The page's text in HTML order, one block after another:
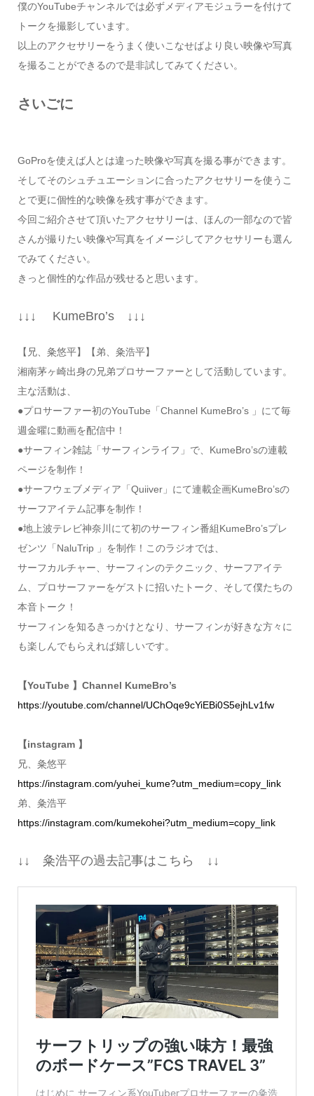
僕のYouTubeチャンネルでは必ずメディアモジュラーを付けて
トークを撮影しています。
以上のアクセサリーをうまく使いこなせばより良い映像や写真
を撮ることができるので是非試してみてください。
さいごに
GoProを使えば人とは違った映像や写真を撮る事ができます。
そしてそのシュチュエーションに合ったアクセサリーを使うこ
とで更に個性的な映像を残す事ができます。
今回ご紹介させて頂いたアクセサリーは、ほんの一部なので皆
さんが撮りたい映像や写真をイメージしてアクセサリーも選ん
でみてください。
きっと個性的な作品が残せると思います。
↓↓↓ KumeBro’s ↓↓↓
【兄、粂悠平】【弟、粂浩平】
湘南茅ヶ崎出身の兄弟プロサーファーとして活動しています。
主な活動は、
●プロサーファー初のYouTube「Channel KumeBro’s 」にて毎
週金曜に動画を配信中！
●サーフィン雑誌「サーフィンライフ」で、KumeBro’sの連載
ページを制作！
●サーフウェブメディア「Quiiver」にて連載企画KumeBro’sの
サーフアイテム記事を制作！
●地上波テレビ神奈川にて初のサーフィン番組KumeBro’sプレ
ゼンツ「NaluTrip 」を制作！このラジオでは、
サーフカルチャー、サーフィンのテクニック、サーフアイテ
ム、プロサーファーをゲストに招いたトーク、そして僕たちの
本音トーク！
サーフィンを知るきっかけとなり、サーフィンが好きな方々に
も楽しんでもらえれば嬉しいです。
【YouTube 】Channel KumeBro’s
https://youtube.com/channel/UChOqe9cYiEBi0S5ejhLv1fw
【instagram 】
兄、粂悠平
https://instagram.com/yuhei_kume?utm_medium=copy_link
弟、粂浩平
https://instagram.com/kumekohei?utm_medium=copy_link
↓↓ 粂浩平の過去記事はこちら ↓↓